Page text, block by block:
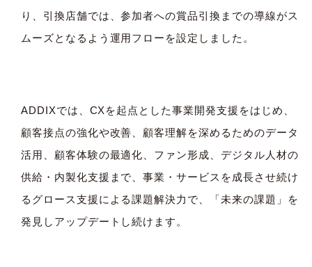
り、引換店舗では、参加者への賞品引換までの導線がス
ムーズとなるよう運用フローを設定しました。
ADDIXでは、CXを起点とした事業開発支援をはじめ、
顧客接点の強化や改善、顧客理解を深めるためのデータ
活用、顧客体験の最適化、ファン形成、デジタル人材の
供給・内製化支援まで、事業・サービスを成長させ続け
るグロース支援による課題解決力で、「未来の課題」を
発見しアップデートし続けます。